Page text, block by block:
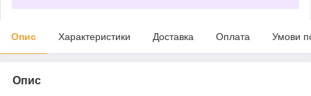
Опис Характеристики Доставка Оплата Умови
Опис